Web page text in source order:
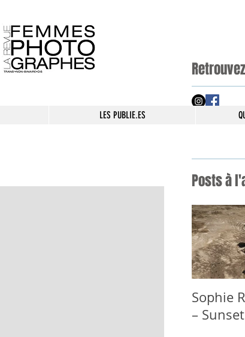
Posts à
Sophie
–
LES PUBLIE.ES